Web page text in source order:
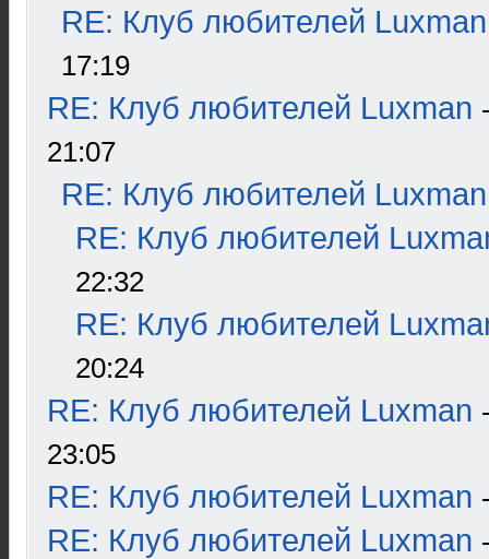
RE: Клуб любителей Luxman
17:19
RE: Клуб любителей Luxman
21:07
RE: Клуб любителей Luxman
RE: Клуб любителей
22:32
RE: Клуб любителей
20:24
RE: Клуб любителей Luxman
23:05
RE: Клуб любителей Luxman
RE: Клуб любителей Luxman